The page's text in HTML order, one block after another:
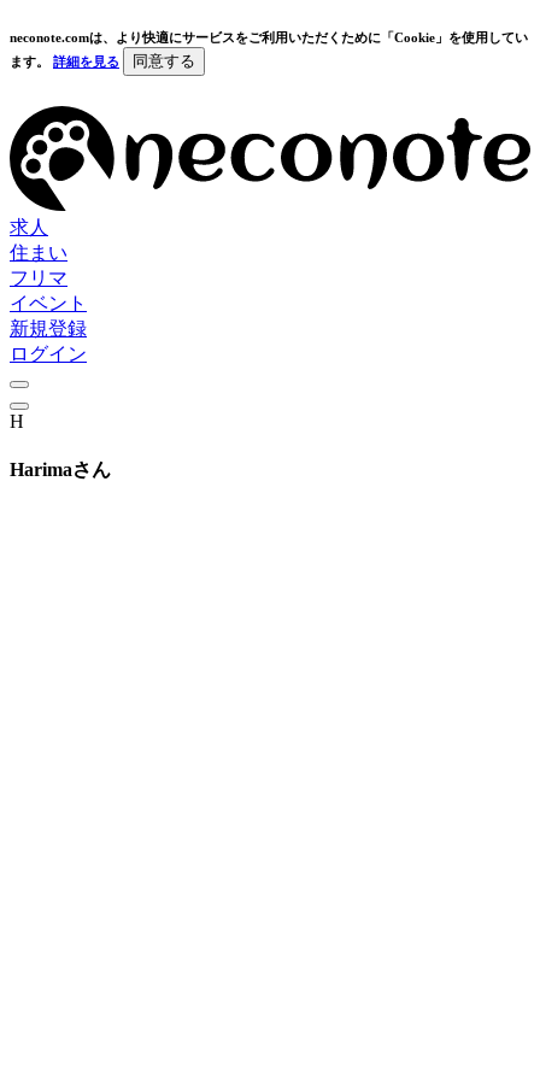
neconote.comは、より快適にサービスをご利用いただくために「Cookie」を使用してい
ます。 詳細を見る 同意する
求人
住まい
フリマ
イベント
新規登録
ログイン
H
Harimaさん